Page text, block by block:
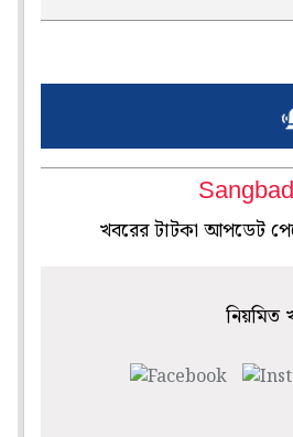
খবরের টাটকা আপডেট